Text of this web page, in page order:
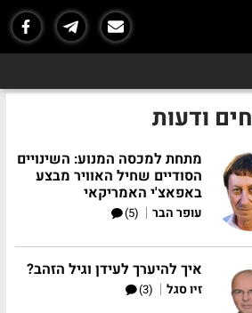
ודעות
מתחת למכסה המנוע: השינויים
הסודיים שחיל האוויר מבצע
באפאצ'י האמריקאי
עופר הבר |
(5)
איך להיערך לעידן וגיל הזהב?
זיו סגל |
(3)